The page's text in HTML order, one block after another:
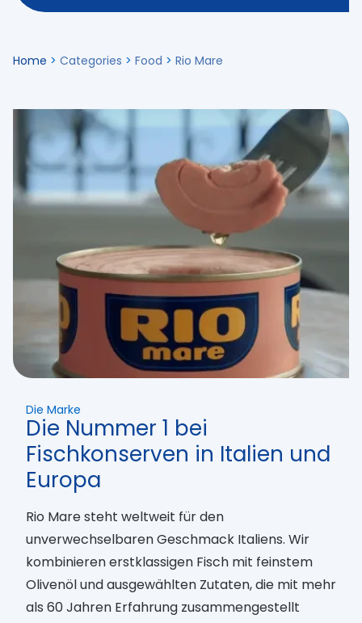
Home > Categories > Food > Rio Mare
Die Marke
Die Nummer 1 bei
Fischkonserven in Italien und
Europa
Rio Mare steht weltweit für den
unverwechselbaren Geschmack Italiens. Wir
kombinieren erstklassigen Fisch mit feinstem
Olivenöl und ausgewählten Zutaten, die mit mehr
als 60 Jahren Erfahrung zusammengestellt